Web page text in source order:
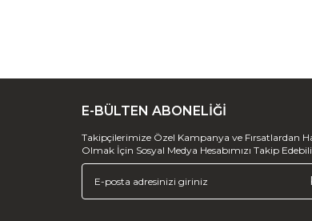
E-BÜLTEN ABONELİĞİ
Takipçilerimize Özel Kampanya ve Fırsatlardan
Olmak İçin Sosyal Medya Hesabımızı Takip